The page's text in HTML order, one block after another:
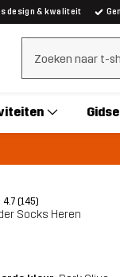
design & kwaliteit
Zoeken wissen
4.7 (145)
Socks Heren